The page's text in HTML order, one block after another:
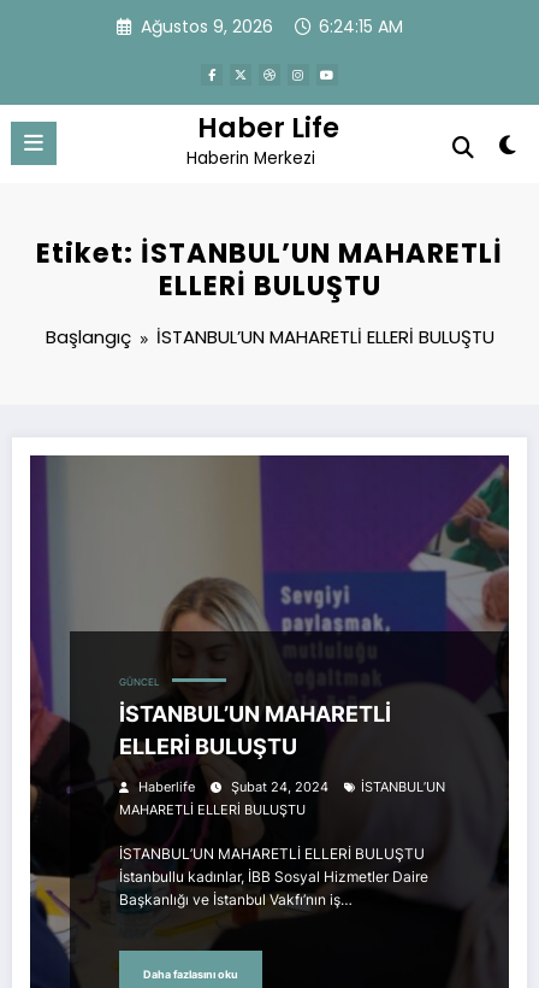
Ağustos 9, 2026 6:24:15 AM
Haber Life
Haberin Merkezi
Etiket: İSTANBUL’UN MAHARETLİ
ELLERİ BULUŞTU
Başlangıç İSTANBUL’UN MAHARETLİ ELLERİ BULUŞTU
GÜNCEL
İSTANBUL’UN MAHARETLİ
ELLERİ BULUŞTU
Haberlife Şubat 24, 2024
İSTANBUL’UN
MAHARETLİ ELLERİ BULUŞTU
İSTANBUL’UN MAHARETLİ ELLERİ BULUŞTU
İstanbullu kadınlar, İBB Sosyal Hizmetler Daire
Başkanlığı ve İstanbul Vakfı’nın iş…
Daha fazlasını oku